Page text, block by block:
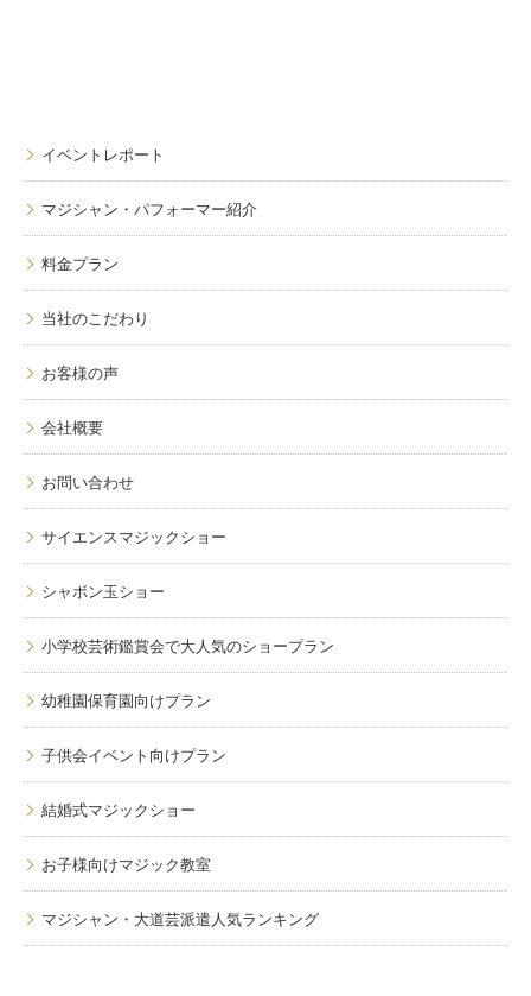
イベントレポート
マジシャン・パフォーマー紹介
料金プラン
当社のこだわり
お客様の声
会社概要
お問い合わせ
サイエンスマジックショー
シャボン玉ショー
小学校芸術鑑賞会で大人気のショープラン
幼稚園保育園向けプラン
子供会イベント向けプラン
結婚式マジックショー
お子様向けマジック教室
マジシャン・大道芸派遣人気ランキング